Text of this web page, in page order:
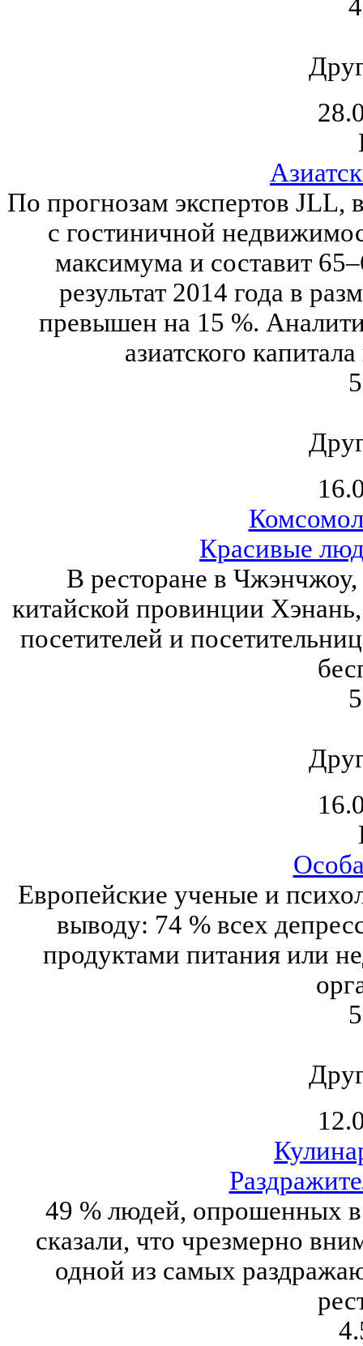
По прогнозам экспертов JLL,
с гостиничной
максимума и составит
результат 2014 года в
превышен на 15 %.
азиатского
Красивые
В ресторане в Чжэнчжоу,
китайской провинции
посетителей и
Европейские ученые и
выводу: 74 % всех
продуктами питания или
49 % людей, опрошенных в
сказали, что чрезмерно
одной из самых